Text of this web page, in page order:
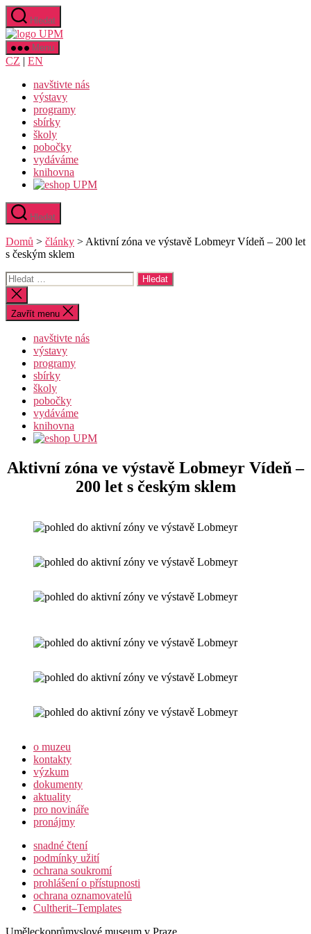
Přejít
obsahu
Hledat
Uměleckoprůmyslové
Menu
CZ | EN
navštivte nás
výstavy
programy
sbírky
školy
pobočky
vydáváme
knihovna
Hledat
Domů > články > Aktivní zóna ve výstavě Lobmeyr Vídeň – 200 let
s českým sklem
Výsledky
vyhledávání:
Zavřít
vyhledávání
Zavřít menu
navštivte nás
výstavy
programy
sbírky
školy
pobočky
vydáváme
knihovna
Aktivní zóna ve výstavě Lobmeyr Vídeň –
200 let s českým sklem
o muzeu
kontakty
výzkum
dokumenty
aktuality
pro novináře
pronájmy
snadné čtení
podmínky užití
ochrana soukromí
prohlášení o přístupnosti
ochrana oznamovatelů
Cultherit–Templates
Uměleckoprůmyslové museum v Praze